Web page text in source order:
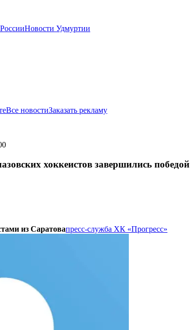
Новости Удмуртии
Все новостиЗаказать рекламу
хоккеистов завершились победой
из Саратовапресс-служба ХК «Прогресс»